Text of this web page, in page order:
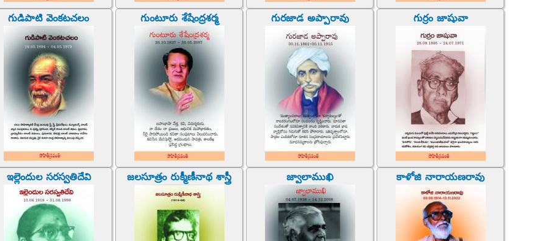
గుడిపాటి వెంకటచలం గుంటూరు శేషేంద్రశర్మ గురజాడ అప్పారావు గుర్రం జాషువా
ఇల్లెందుల సరస్వతిదేవి జలసూత్రం రుక్మీణీనాథ శాస్త్రీ జ్వాలాముఖి కాళోజి నారాయణరావు